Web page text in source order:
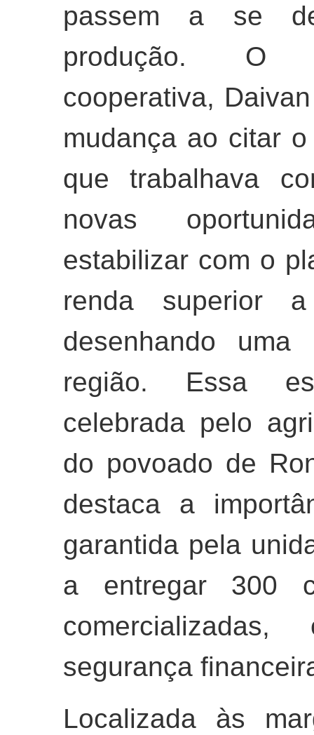
passem a se
produção. O
cooperativa,
mudança ao citar
que trabalhava
novas
estabilizar com o
renda superior
desenhando
região. Essa
celebrada pelo
do povoado de
destaca a
garantida pela
a entregar 300
segurança
Localizada às